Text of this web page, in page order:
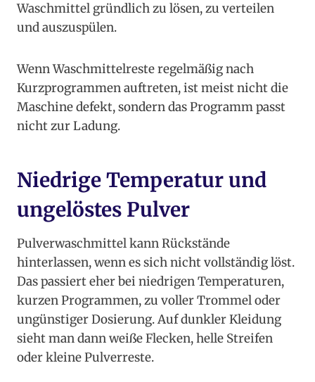
Waschmittel gründlich zu lösen, zu verteilen
und auszuspülen.
Wenn Waschmittelreste regelmäßig nach
Kurzprogrammen auftreten, ist meist nicht die
Maschine defekt, sondern das Programm passt
nicht zur Ladung.
Niedrige Temperatur und
ungelöstes Pulver
Pulverwaschmittel kann Rückstände
hinterlassen, wenn es sich nicht vollständig löst.
Das passiert eher bei niedrigen Temperaturen,
kurzen Programmen, zu voller Trommel oder
ungünstiger Dosierung. Auf dunkler Kleidung
sieht man dann weiße Flecken, helle Streifen
oder kleine Pulverreste.